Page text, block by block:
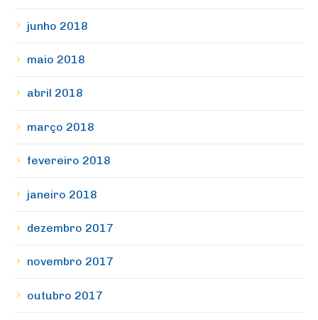
junho 2018
maio 2018
abril 2018
março 2018
fevereiro 2018
janeiro 2018
dezembro 2017
novembro 2017
outubro 2017